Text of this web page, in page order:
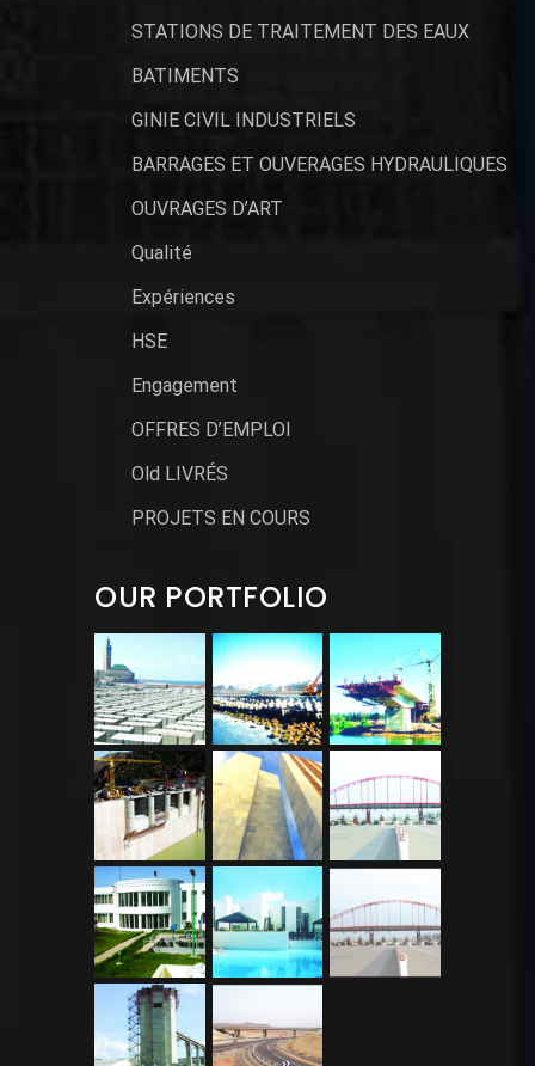
STATIONS DE TRAITEMENT DES EAUX
BATIMENTS
GINIE CIVIL INDUSTRIELS
BARRAGES ET OUVERAGES HYDRAULIQUES
OUVRAGES D’ART
Qualité
Expériences
HSE
Engagement
OFFRES D’EMPLOI
Old LIVRÉS
PROJETS EN COURS
OUR PORTFOLIO